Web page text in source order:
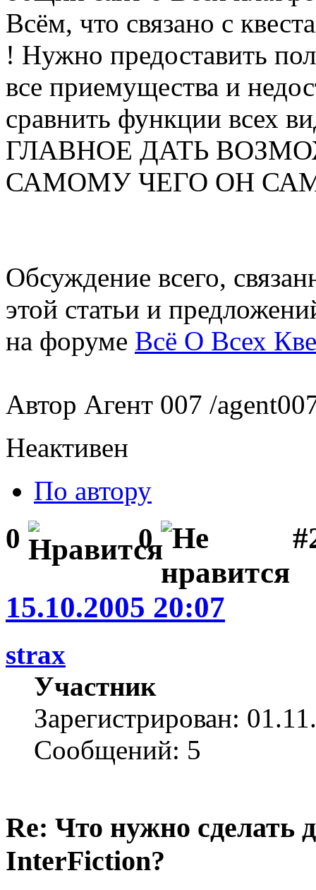
Всём, что связано с
! Нужно предоставить
все приемущества и
сравнить функции всех
ГЛАВНОЕ ДАТЬ
САМОМУ ЧЕГО ОН САМ
Обсуждение всего,
этой статьи и
на форуме Всё О Всех
Автор Агент 007 /
Неактивен
По автору
0 0
15.10.2005 20:07
strax
Участник
Зарегистрирован:
Сообщений: 5
Re: Что нужно сделать
InterFiction?